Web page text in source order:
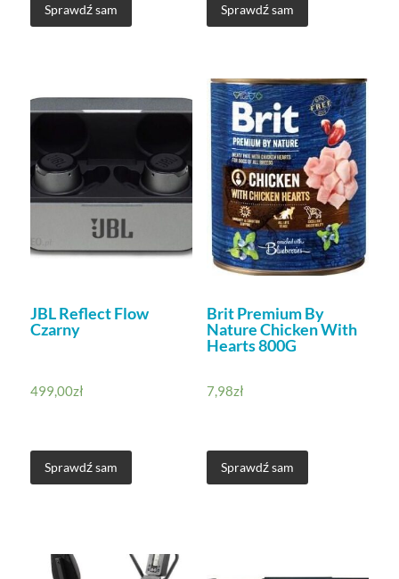
Sprawdź sam Sprawdź sam
JBL Reflect Flow
Czarny
499,00zł
Sprawdź sam
Brit Premium By
Nature Chicken With
Hearts 800G
7,98zł
Sprawdź sam